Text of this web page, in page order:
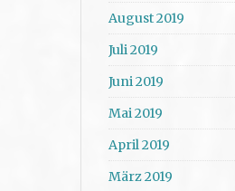
August 2019
Juli 2019
Juni 2019
Mai 2019
April 2019
März 2019